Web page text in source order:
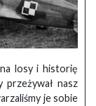
losy i historię
przeżywał nasz
je sobie